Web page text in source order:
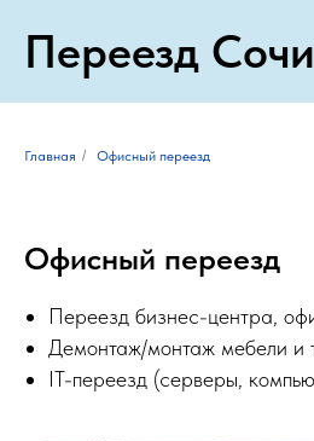
Переезд Сочи
Главная / Офисный переезд
Офисный переезд
Переезд бизнес-центра,
Демонтаж/монтаж мебели и
IT-переезд (серверы,